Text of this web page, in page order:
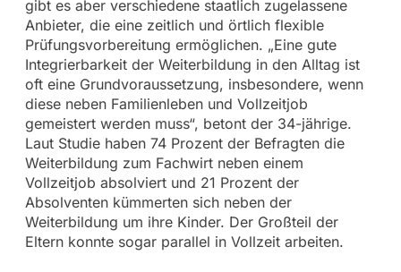
gibt es aber verschiedene staatlich zugelassene
Anbieter, die eine zeitlich und örtlich flexible
Prüfungsvorbereitung ermöglichen. „Eine gute
Integrierbarkeit der Weiterbildung in den Alltag ist
oft eine Grundvoraussetzung, insbesondere, wenn
diese neben Familienleben und Vollzeitjob
gemeistert werden muss“, betont der 34-jährige.
Laut Studie haben 74 Prozent der Befragten die
Weiterbildung zum Fachwirt neben einem
Vollzeitjob absolviert und 21 Prozent der
Absolventen kümmerten sich neben der
Weiterbildung um ihre Kinder. Der Großteil der
Eltern konnte sogar parallel in Vollzeit arbeiten.